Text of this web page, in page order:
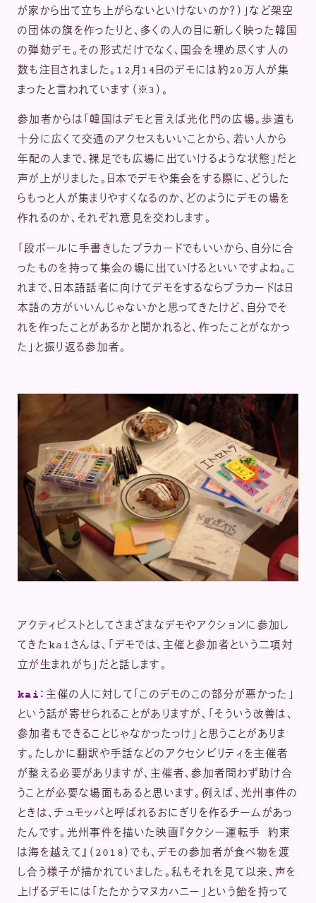
が家から出て立ち上がらないといけないのか？）」など架空
の団体の旗を作ったりと、多くの人の目に新しく映った韓国
の弾劾デモ。その形式だけでなく、国会を埋め尽くす人の
数も注目されました。12月14日のデモには約20万人が集
まったと言われています（※3）。
参加者からは「韓国はデモと言えば光化門の広場。歩道も
十分に広くて交通のアクセスもいいことから、若い人から
年配の人まで、裸足でも広場に出ていけるような状態」だと
声が上がりました。日本でデモや集会をする際に、どうした
らもっと人が集まりやすくなるのか、どのようにデモの場を
作れるのか、それぞれ意見を交わします。
「段ボールに手書きしたプラカードでもいいから、自分に合
ったものを持って集会の場に出ていけるといいですよね。こ
れまで、日本語話者に向けてデモをするならプラカードは日
本語の方がいいんじゃないかと思ってきたけど、自分でそ
れを作ったことがあるかと聞かれると、作ったことがなかっ
た」と振り返る参加者。
アクティビストとしてさまざまなデモやアクションに参加し
てきたkaiさんは、「デモでは、主催と参加者という二項対
立が生まれがち」だと話します。
kai：主催の人に対して「このデモのこの部分が悪かった」
という話が寄せられることがありますが、「そういう改善は、
参加者もできることじゃなかったっけ」と思うことがありま
す。たしかに翻訳や手話などのアクセシビリティを主催者
が整える必要がありますが、主催者、参加者問わず助け合
うことが必要な場面もあると思います。例えば、光州事件の
ときは、チュモッパと呼ばれるおにぎりを作るチームがあっ
たんです。光州事件を描いた映画『タクシー運転手 約束
は海を越えて』（2018）でも、デモの参加者が食べ物を渡
し合う様子が描かれていました。私もそれを見て以来、声を
上げるデモには「たたかうマヌカハニー」という飴を持って